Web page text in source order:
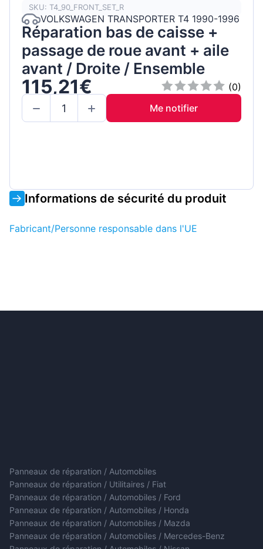
SKU: T4_90_FRONT_SET_R
VOLKSWAGEN TRANSPORTER T4 1990-1996
Réparation bas de caisse +
passage de roue avant + aile
avant / Droite / Ensemble
115,21€
(0)
Me notifier
Informations de sécurité du produit
Fabricant/Personne responsable dans l'UE
Panneaux de réparation / Automobiles
Panneaux de réparation / Utilitaires / Fiat
Panneaux de réparation / Automobiles / Ford
Panneaux de réparation / Automobiles / Honda
Panneaux de réparation / Automobiles / Mazda
Panneaux de réparation / Automobiles / Mercedes-Benz